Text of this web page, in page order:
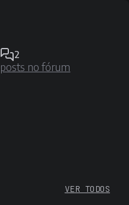
2
posts no fórum
VER TODOS